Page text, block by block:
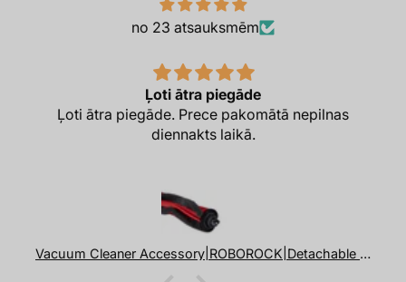
no 23 atsauksmēm
Vacuum Cleaner Accessory|ROBOROCK|Detachable Rubber Main Brush with Robust Synthetic Bristles|For Q8/Q8+/Q7 TF+/Q7 TF/Q7 BF+/Q7 BF|8.02.0446
Kvalitatīva
Kvalitatīva piegāde
Logitech M705 (910-006034)